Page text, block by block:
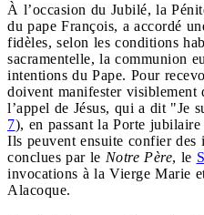
À l’occasion du Jubilé, la
du pape François, a accordé
fidèles, selon les conditions
sacramentelle, la communion
intentions du Pape. Pour
doivent manifester visiblement
l’appel de Jésus, qui a dit "Je
7), en passant la Porte
Ils peuvent ensuite confier des
conclues par le Notre Père, le
invocations à la Vierge Marie
Alacoque.